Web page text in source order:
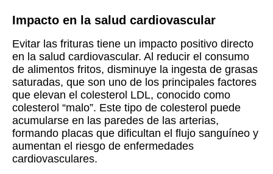
Impacto en la salud cardiovascular
Evitar las frituras tiene un impacto positivo directo
en la salud cardiovascular. Al reducir el consumo
de alimentos fritos, disminuye la ingesta de grasas
saturadas, que son uno de los principales factores
que elevan el colesterol LDL, conocido como
colesterol “malo”. Este tipo de colesterol puede
acumularse en las paredes de las arterias,
formando placas que dificultan el flujo sanguíneo y
aumentan el riesgo de enfermedades
cardiovasculares.